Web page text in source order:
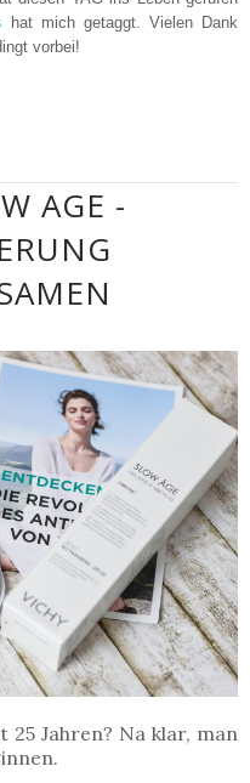
hat mich getaggt. Vielen Dank
vorbei!
AGE -
Jahren? Na klar, man